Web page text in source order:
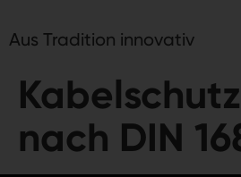
Aus Tradition innovativ
nach DIN